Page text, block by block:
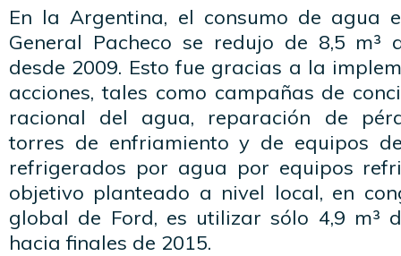
En la Argentina, el consumo de agua
General Pacheco se redujo de 8,5 m³
desde 2009. Esto fue gracias a la
acciones, tales como campañas de
racional del agua, reparación de
torres de enfriamiento y de equipos
refrigerados por agua por equipos
objetivo planteado a nivel local, en
global de Ford, es utilizar sólo 4,9 m³
hacia finales de 2015.